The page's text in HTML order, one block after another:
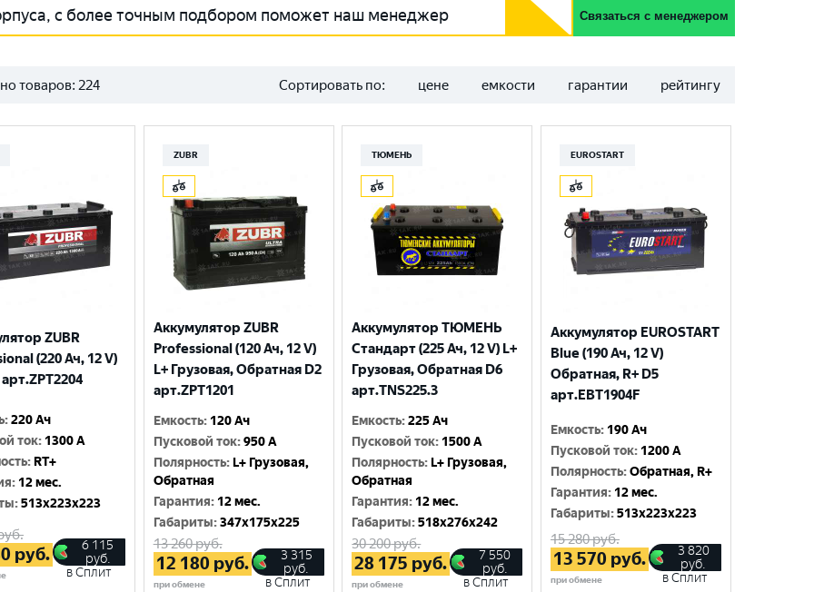
с более точным подбором поможет наш менеджер Связаться с менеджером
товаров: 224 Сортировать по: цене емкости гарантии рейтингу
ZUBR
(220 Ач, 12 V)
арт.ZPT2204
:220 Ач
ток: 1300 A
: RT+
: 12 мес.
:513x223x223
руб.
6 115
руб.
в Сплит
ZUBR
Аккумулятор ZUBR
Professional (120 Ач, 12 V)
L+ Грузовая, Обратная D2
арт.ZPT1201
Емкость: 120 Ач
Пусковой ток:950 A
Полярность: L+ Грузовая,
Обратная
Гарантия: 12 мес.
Габариты:347x175x225
13 260руб.
12 180 руб.
при обмене
3 315
руб.
в Сплит
ТЮМЕНЬ
Аккумулятор ТЮМЕНЬ
Стандарт (225 Ач, 12 V) L+
Грузовая, Обратная D6
арт.TNS225.3
Емкость:225 Ач
Пусковой ток: 1500 A
Полярность: L+ Грузовая,
Обратная
Гарантия: 12 мес.
Габариты:518x276x242
30 200руб.
28 175 руб.
при обмене
7 550
руб.
в Сплит
EUROSTART
Аккумулятор EUROSTART
Blue (190 Ач, 12 V)
Обратная, R+ D5
арт.EBT1904F
Емкость: 190 Ач
Пусковой ток: 1200 A
Полярность:Обратная, R+
Гарантия: 12 мес.
Габариты:513x223x223
15 280руб.
13 570 руб.
при обмене
3 820
руб.
в Сплит